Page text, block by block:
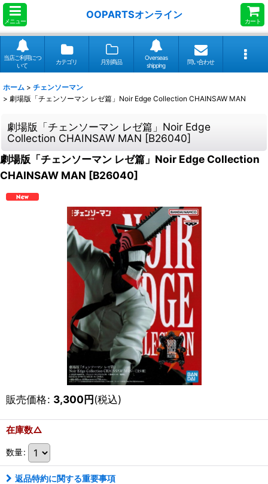
メニュー
OOPARTSオンライン
カート
当店ご利用につ
いて
カテゴリ 月別商品
Overseas
shipping
問い合わせ
ホーム > チェンソーマン
> 劇場版「チェンソーマン レゼ篇」Noir Edge Collection CHAINSAW MAN
劇場版「チェンソーマン レゼ篇」Noir Edge
Collection CHAINSAW MAN [B26040]
劇場版「チェンソーマン レゼ篇」Noir Edge Collection
CHAINSAW MAN [B26040]
販売価格: 3,300円(税込)
在庫数△
数量:
返品特約に関する重要事項